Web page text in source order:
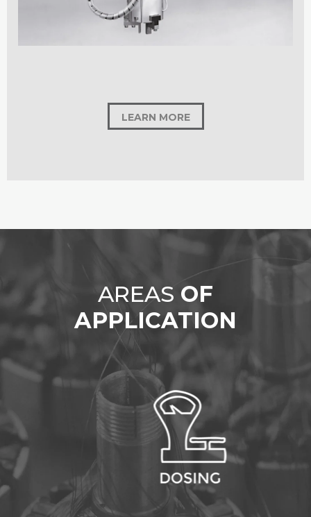
LEARN MORE
AREAS OF
APPLICATION